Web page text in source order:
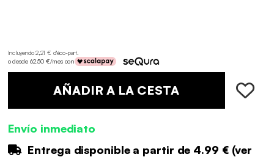
Incluyendo 2,21 € d'éco-part.
o desde 62,50 €/mes con
AÑADIR A LA CESTA
Envío inmediato
Entrega disponible a partir de 4.99 €(ver